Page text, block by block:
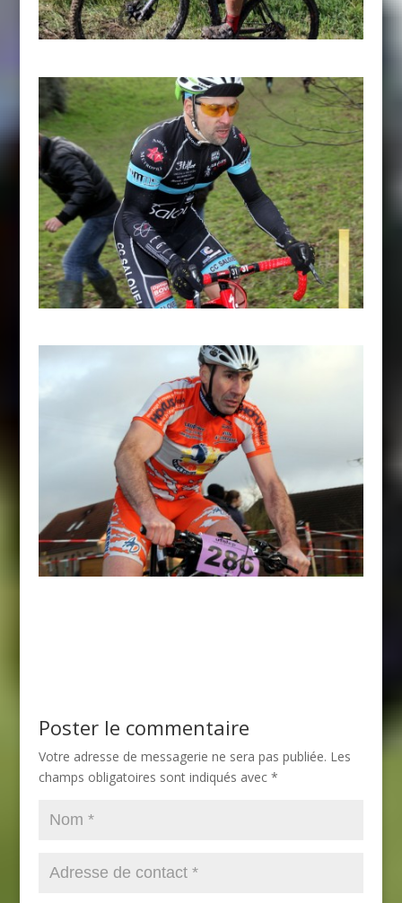
Poster le commentaire
Votre adresse de messagerie ne sera pas publiée. Les
champs obligatoires sont indiqués avec *